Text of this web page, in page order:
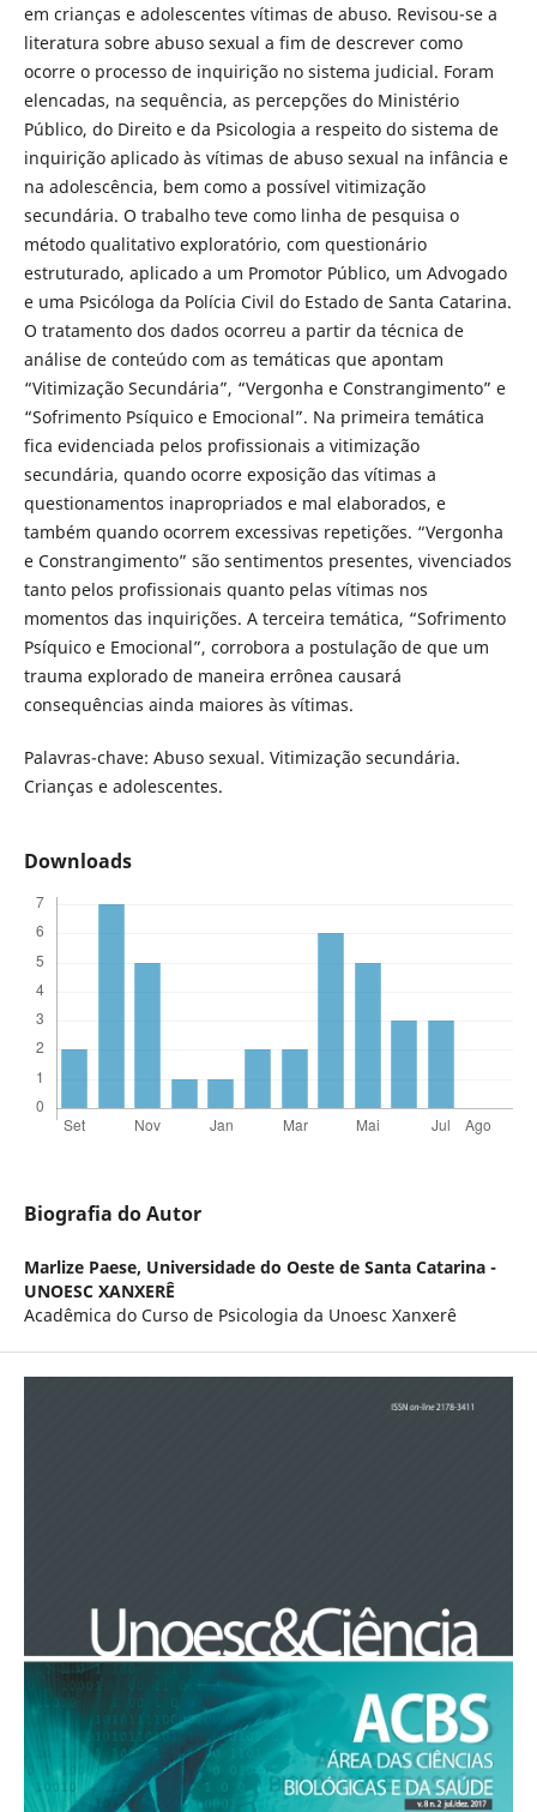
em crianças e adolescentes vítimas de abuso. Revisou-se a
literatura sobre abuso sexual a fim de descrever como
ocorre o processo de inquirição no sistema judicial. Foram
elencadas, na sequência, as percepções do Ministério
Público, do Direito e da Psicologia a respeito do sistema de
inquirição aplicado às vítimas de abuso sexual na infância e
na adolescência, bem como a possível vitimização
secundária. O trabalho teve como linha de pesquisa o
método qualitativo exploratório, com questionário
estruturado, aplicado a um Promotor Público, um Advogado
e uma Psicóloga da Polícia Civil do Estado de Santa Catarina.
O tratamento dos dados ocorreu a partir da técnica de
análise de conteúdo com as temáticas que apontam
“Vitimização Secundária”, “Vergonha e Constrangimento” e
“Sofrimento Psíquico e Emocional”. Na primeira temática
fica evidenciada pelos profissionais a vitimização
secundária, quando ocorre exposição das vítimas a
questionamentos inapropriados e mal elaborados, e
também quando ocorrem excessivas repetições. “Vergonha
e Constrangimento” são sentimentos presentes, vivenciados
tanto pelos profissionais quanto pelas vítimas nos
momentos das inquirições. A terceira temática, “Sofrimento
Psíquico e Emocional”, corrobora a postulação de que um
trauma explorado de maneira errônea causará
consequências ainda maiores às vítimas.
Palavras-chave: Abuso sexual. Vitimização secundária.
Crianças e adolescentes.
Downloads
Biografia do Autor
Marlize Paese, Universidade do Oeste de Santa Catarina -
UNOESC XANXERÊ
Acadêmica do Curso de Psicologia da Unoesc Xanxerê